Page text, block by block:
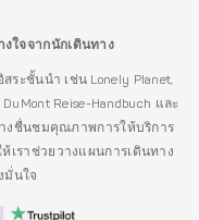
ใจจากนักเดินทาง
ระชั้นนำ เช่น Lonely Planet,
DuMont Reise-Handbuch และ
างชื่นชมคุณภาพการให้บริการ
เราช่วยวางแผนการเดินทาง
มั่นใจ